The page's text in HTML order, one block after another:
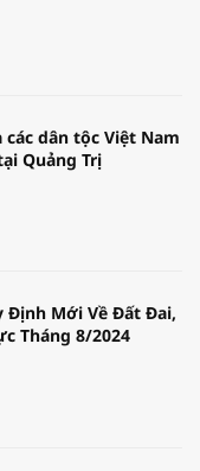
dân tộc Việt Nam
Quảng Trị
Định Mới Về Đất Đai,
Tháng 8/2024